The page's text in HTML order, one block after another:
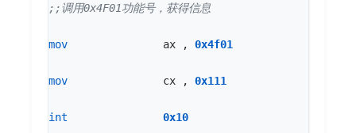
mov ax , 0x4f01
mov cx , 0x111
int 0x10